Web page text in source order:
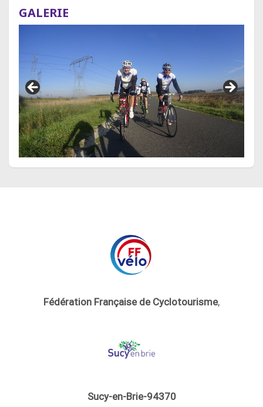
GALERIE
Fédération Française de Cyclotourisme,
Sucy-en-Brie-94370